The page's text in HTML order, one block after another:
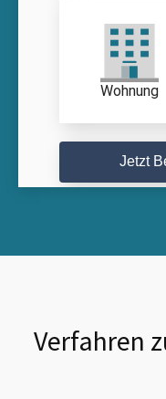
Wohnung
Jetzt
Verfahren